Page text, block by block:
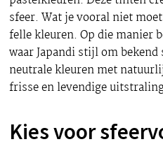
sfeer. Wat je vooral niet
felle kleuren. Op die manier
waar Japandi stijl om
neutrale kleuren met
frisse en levendige
Kies voor